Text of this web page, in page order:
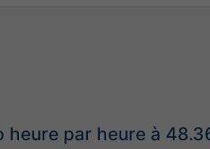
heure par heure à